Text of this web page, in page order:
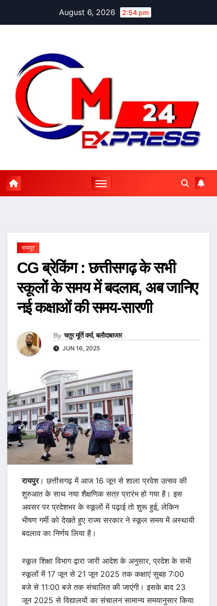
August 6, 2026 2:54 pm
रायपुर
CG ब्रेकिंग : छत्तीसगढ़ के सभी
स्कूलों के समय में बदलाव, अब जानिए
नई कक्षाओं की समय-सारणी
By चतुर मूर्ति वर्मा, बलौदाबाजार
JUN 16, 2025
रायपुर। छत्तीसगढ़ में आज 16 जून से शाला प्रवेश उत्सव की
शुरुआत के साथ नया शैक्षणिक सत्र प्रारंभ हो गया है। इस
अवसर पर प्रदेशभर के स्कूलों में पढ़ाई तो शुरू हुई, लेकिन
भीषण गर्मी को देखते हुए राज्य सरकार ने स्कूल समय में अस्थायी
बदलाव का निर्णय लिया है।
स्कूल शिक्षा विभाग द्वारा जारी आदेश के अनुसार, प्रदेश के सभी
स्कूलों में 17 जून से 21 जून 2025 तक कक्षाएं सुबह 7:00
बजे से 11:00 बजे तक संचालित की जाएंगी। इसके बाद 23
जून 2025 से विद्यालयों का संचालन सामान्य समयानुसार किया